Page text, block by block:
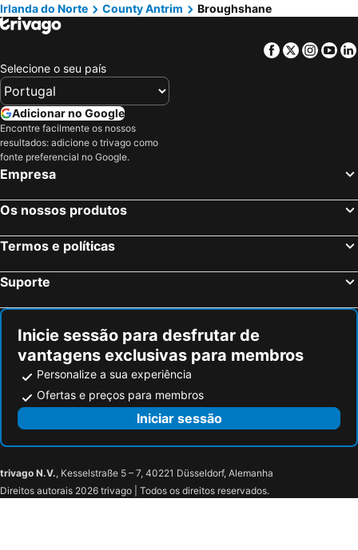
Ballygally, Irlanda do Norte Hotéis
Larne, Irlanda do Norte Hotéis
Ballycastle, Irlanda do Norte Hotéis
Belfast, Irlanda do Norte Hotéis
Derry-Londonderry, Irlanda do Norte Hotéis
Letterkenny, Eire Hotéis
Portpatrick, Escócia Hotéis
Holywood, Irlanda do Norte Hotéis
Crumlin, Irlanda do Norte Hotéis
Edimburgo, Escócia Hotéis
Liverpool, Inglaterra Hotéis
Glasgow, Escócia Hotéis
Bristol, Inglaterra Hotéis
Irlanda do Norte
County Antrim Broughshane
Facebook
Twitter
Selecione o seu país
Adicionar no Google
Encontre facilmente os nossos
resultados: adicione o trivago como
fonte preferencial no Google.
Empresa
Os nossos produtos
Termos e políticas
Suporte
Inicie sessão para desfrutar de
vantagens exclusivas para membros
Personalize a sua experiência
Ofertas e preços para membros
Iniciar sessão
trivago N.V., Kesselstraße 5 – 7, 40221 Düsseldorf, Alemanha
Direitos autorais 2026 trivago | Todos os direitos reservados.